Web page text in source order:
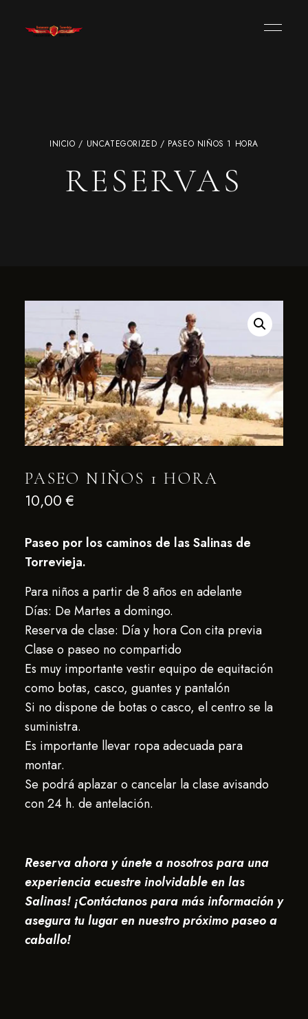
INICIO / UNCATEGORIZED / PASEO NIÑOS 1 HORA
RESERVAS
PASEO NIÑOS 1 HORA
10,00€
Paseo por los caminos de las Salinas de
Torrevieja.
Para niños a partir de 8 años en adelante
Días: De Martes a domingo.
Reserva de clase: Día y hora Con cita previa
Clase o paseo no compartido
Es muy importante vestir equipo de equitación
como botas, casco, guantes y pantalón
Si no dispone de botas o casco, el centro se la
suministra.
Es importante llevar ropa adecuada para
montar.
Se podrá aplazar o cancelar la clase avisando
con 24 h. de antelación.
Reserva ahora y únete a nosotros para una
experiencia ecuestre inolvidable en las
Salinas! ¡Contáctanos para más información y
asegura tu lugar en nuestro próximo paseo a
caballo!